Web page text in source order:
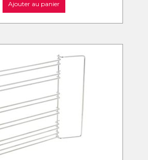
Ajouter au panier